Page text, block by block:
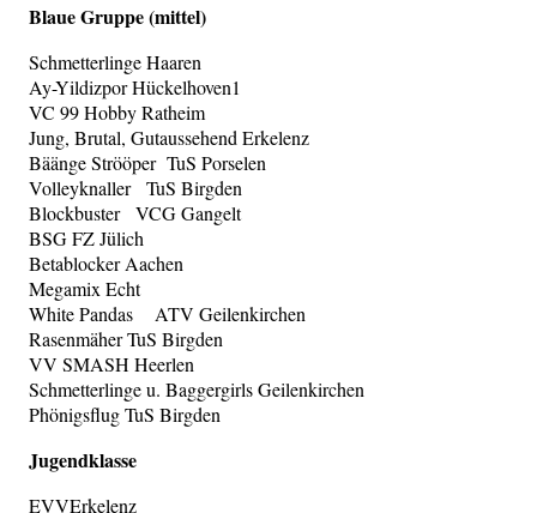
Blaue Gruppe (mittel)
Schmetterlinge Haaren
Ay-Yildizpor Hückelhoven1
VC 99 Hobby Ratheim
Jung, Brutal, Gutaussehend Erkelenz
Bäänge Strööper TuS Porselen
Volleyknaller TuS Birgden
Blockbuster VCG Gangelt
BSG FZ Jülich
Betablocker Aachen
Megamix Echt
White Pandas ATV Geilenkirchen
Rasenmäher TuS Birgden
VV SMASH Heerlen
Schmetterlinge u. Baggergirls Geilenkirchen
Phönigsflug TuS Birgden
Jugendklasse
EVVErkelenz